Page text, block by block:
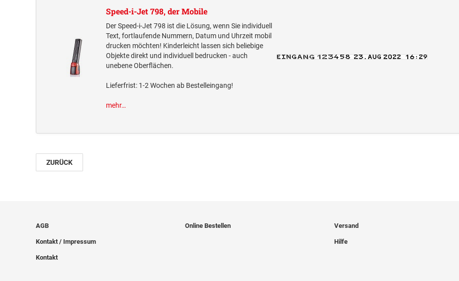
Speed-i-Jet 798, der Mobile
Der Speed-i-Jet 798 ist die Lösung, wenn Sie individuell
Text, fortlaufende Nummern, Datum und Uhrzeit mobil
drucken möchten! Kinderleicht lassen sich beliebige
Objekte direkt und individuell bedrucken - auch
unebene Oberflächen.
Lieferfrist: 1-2 Wochen ab Bestelleingang!
mehr…
ZURÜCK
AGB
Kontakt / Impressum
Kontakt
Online Bestellen Versand
Hilfe